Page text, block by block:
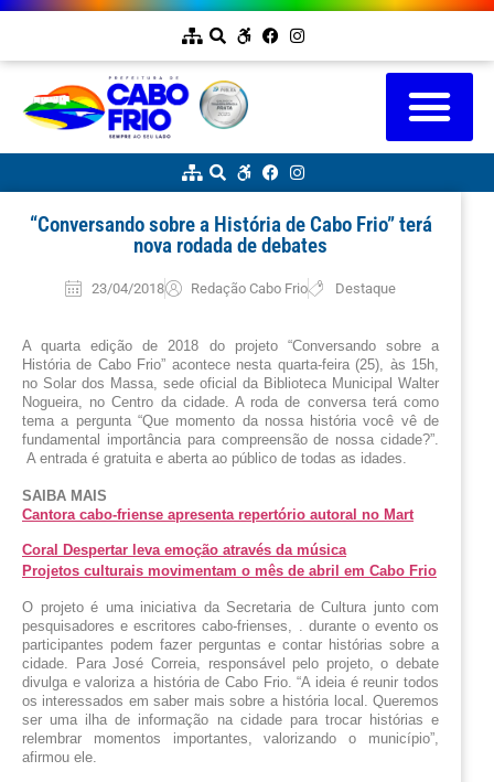
“Conversando sobre a História de Cabo Frio” terá
nova rodada de debates
23/04/2018 Redação Cabo Frio Destaque
A quarta edição de 2018 do projeto “Conversando sobre a
História de Cabo Frio” acontece nesta quarta-feira (25), às 15h,
no Solar dos Massa, sede oficial da Biblioteca Municipal Walter
Nogueira, no Centro da cidade. A roda de conversa terá como
tema a pergunta “Que momento da nossa história você vê de
fundamental importância para compreensão de nossa cidade?”.
A entrada é gratuita e aberta ao público de todas as idades.
SAIBA MAIS
Cantora cabo-friense apresenta repertório autoral no Mart
Coral Despertar leva emoção através da música
Projetos culturais movimentam o mês de abril em Cabo Frio
O projeto é uma iniciativa da Secretaria de Cultura junto com
pesquisadores e escritores cabo-frienses, . durante o evento os
participantes podem fazer perguntas e contar histórias sobre a
cidade. Para José Correia, responsável pelo projeto, o debate
divulga e valoriza a história de Cabo Frio. “A ideia é reunir todos
os interessados em saber mais sobre a história local. Queremos
ser uma ilha de informação na cidade para trocar histórias e
relembrar momentos importantes, valorizando o município”,
afirmou ele.